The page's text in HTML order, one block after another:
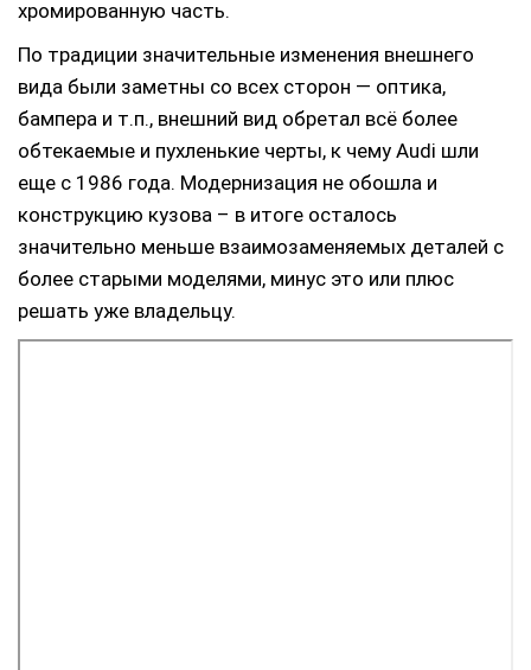
хромированную часть.
По традиции значительные изменения внешнего
вида были заметны со всех сторон — оптика,
бампера и т.п., внешний вид обретал всё более
обтекаемые и пухленькие черты, к чему Audi шли
еще с 1986 года. Модернизация не обошла и
конструкцию кузова – в итоге осталось
значительно меньше взаимозаменяемых деталей с
более старыми моделями, минус это или плюс
решать уже владельцу.